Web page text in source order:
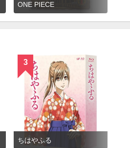
ONE PIECE
3
ちはやふる